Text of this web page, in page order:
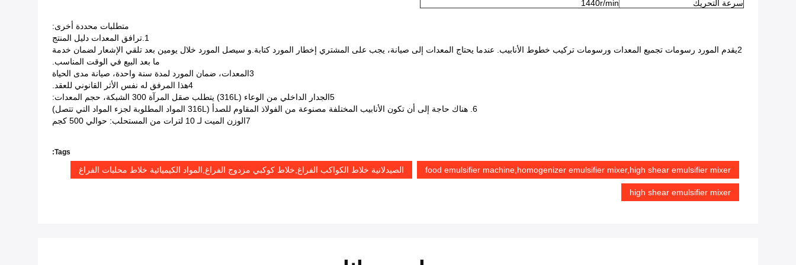
سرعة التحريك 1440r/min
متطلبات محددة أخرى:
1.ترافق المعدات دليل المنتج
2يقدم المورد رسومات تجميع المعدات ورسومات تركيب خطوط الأنابيب. عندما يحتاج المعدات إلى صيانة، يجب على المشتري إخطار المورد كتابة.و سيصل المورد خلال يومين بعد تلقي الإشعار لضمان خدمة
ما بعد البيع في الوقت المناسب.
3المعدات، ضمان المورد لمدة سنة واحدة، صيانة مدى الحياة
4هذا المرفق له نفس الأثر القانوني للعقد.
5الجدار الداخلي من الوعاء (316L) يتطلب صقل المرآة 300 الشبكة، حجم المعدات:
6. هناك حاجة إلى أن تكون الأنابيب المختلفة مصنوعة من الفولاذ المقاوم للصدأ (316L المواد المطلوبة لجزء المواد التي تتصل)
7الوزن الميت لـ 10 لترات من المستحلب: حوالي 500 كجم
Tags:
food emulsifier machine,homogenizer emulsifier mixer,high shear emulsifier mixer الصيدلانية خلاط الكواكب الفراغ,خلاط كوكبي مزدوج الفراغ,المواد الكيميائية خلاط محلبات الفراغ
high shear emulsifier mixer